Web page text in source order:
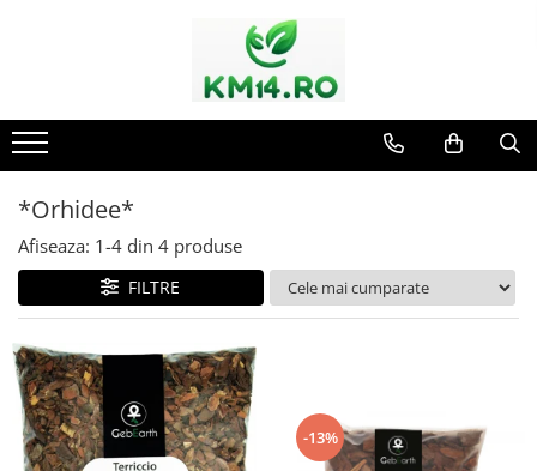
*Orhidee*
Afiseaza: 1-4 din 4 produse
FILTRE
-13%